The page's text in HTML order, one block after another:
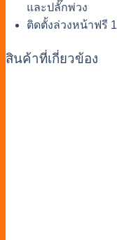
และปลั๊กพ่วง
ติดตั้งล่วงหน้าฟรี
สินค้าที่เกี่ยวข้อง